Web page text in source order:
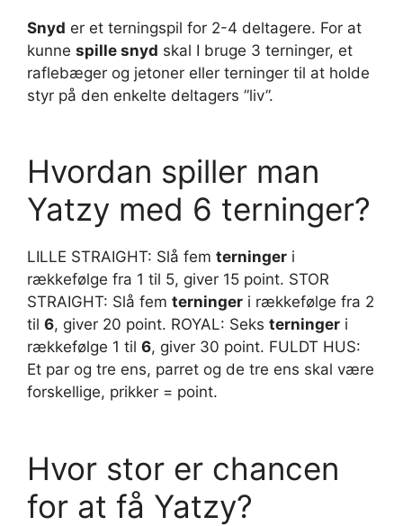
Snyd er et terningspil for 2-4 deltagere. For at
kunne spille snyd skal I bruge 3 terninger, et
raflebæger og jetoner eller terninger til at holde
styr på den enkelte deltagers ”liv”.
Hvordan spiller man
Yatzy med 6 terninger?
LILLE STRAIGHT: Slå fem terninger i
rækkefølge fra 1 til 5, giver 15 point. STOR
STRAIGHT: Slå fem terninger i rækkefølge fra 2
til 6, giver 20 point. ROYAL: Seks terninger i
rækkefølge 1 til 6, giver 30 point. FULDT HUS:
Et par og tre ens, parret og de tre ens skal være
forskellige, prikker = point.
Hvor stor er chancen
for at få Yatzy?